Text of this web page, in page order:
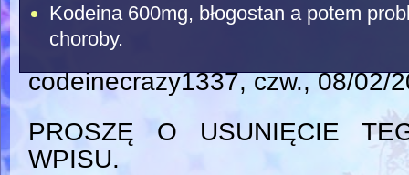
Kodeina 600mg, błogostan a potem
choroby.
codeinecrazy1337, czw., 08/02/
PROSZĘ O USUNIĘCIE
WPISU.